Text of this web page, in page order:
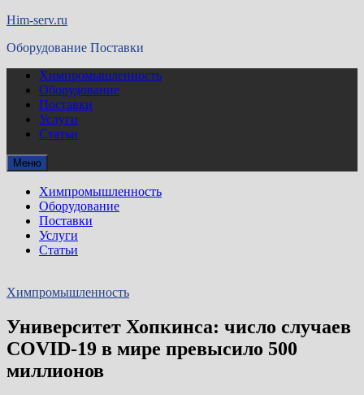
Перейти
содержимому
Him-serv.ru
Оборудование Поставки
Химпромышленность
Оборудование
Поставки
Услуги
Статьи
Меню
Химпромышленность
Оборудование
Поставки
Услуги
Статьи
Химпромышленность
Университет Хопкинса: число случаев
COVID-19 в мире превысило 500
миллионов